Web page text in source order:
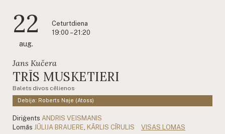
22
aug.
Ceturtdiena
19:00 – 21:20
Jans Kučera
TRĪS MUSKETIERI
Balets divos cēlienos
Debija: Roberts Naje (Atoss)
Diriģents ANDRIS VEISMANIS
Lomās JŪLIJA BRAUERE KĀRLIS CĪRULIS VISAS LOMAS